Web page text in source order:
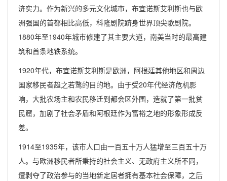
济实力。作为新兴的多元文化城市，布宜诺斯艾利斯也与欧
洲强国的首都相比高低，科隆剧院跻身世界顶尖歌剧院。
1880年至1940年城市修建了其主要大道，南美当时的最高建
筑和首条地铁系统。
1920年代，布宜诺斯艾利斯是欧洲，阿根廷其他地区和周边
国家移民者趋之若鹜的目的地。由于受20年代经济危机影
响，大批农场主和农民移迁到都会区外围，造就了第一批贫
民窟，加剧了社会矛盾和阿根廷作为富裕之地的形象形成反
差。
1914至1935年，该市人口由一百五十万人猛增至三百五十万
人。与欧洲移民者所秉持的社会主义、无政府主义所不同，
遭剥夺了政治参与的当地新定居者拥有基本社会保障，之后